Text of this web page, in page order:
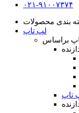
۰۲۱-۹۱۰۰۷۳۷۴
بندی محصولات
لپ تاپ
براساس
تاپ